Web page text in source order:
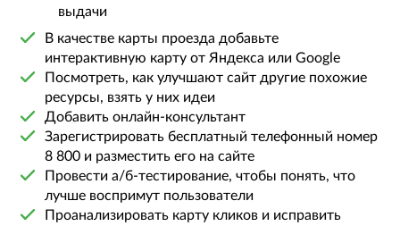
выдачи
В качестве карты проезда добавьте
интерактивную карту от Яндекса или Google
Посмотреть, как улучшают сайт другие похожие
ресурсы, взять у них идеи
Добавить онлайн-консультант
Зарегистрировать бесплатный телефонный номер
8 800 и разместить его на сайте
Провести а/б-тестирование, чтобы понять, что
лучше воспримут пользователи
Проанализировать карту кликов и исправить